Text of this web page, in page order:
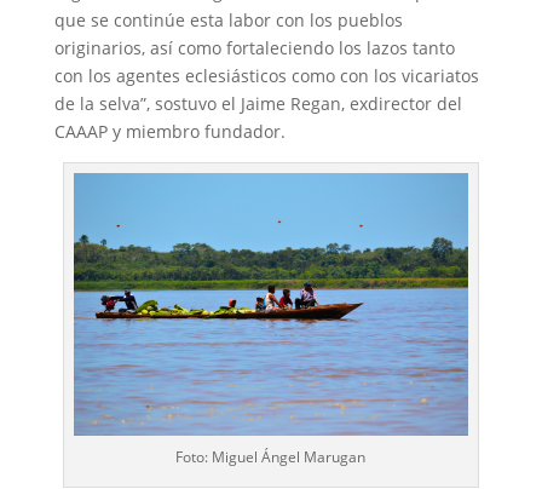
que se continúe esta labor con los pueblos
originarios, así como fortaleciendo los lazos tanto
con los agentes eclesiásticos como con los vicariatos
de la selva”, sostuvo el Jaime Regan, exdirector del
CAAAP y miembro fundador.
Foto: Miguel Ángel Marugan